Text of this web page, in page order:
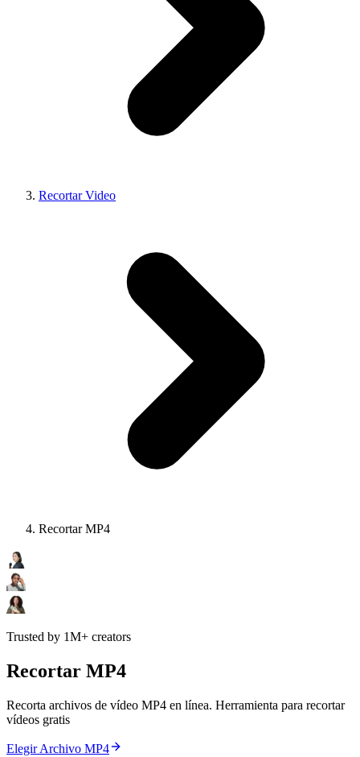
Recortar Video
Recortar MP4
Trusted by 1M+ creators
Recortar MP4
Recorta archivos de vídeo MP4 en línea. Herramienta para recortar
vídeos gratis
Elegir Archivo MP4